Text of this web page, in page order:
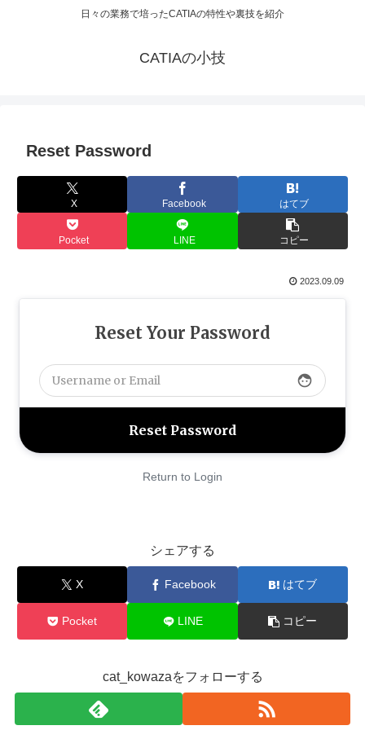
日々の業務で培ったCATIAの特性や裏技を紹介
CATIAの小技
Reset Password
X Facebook はてブ
Pocket LINE コピー
2023.09.09
Reset Your Password
face
Return to Login
シェアする
X Facebook はてブ
Pocket LINE コピー
cat_kowazaをフォローする